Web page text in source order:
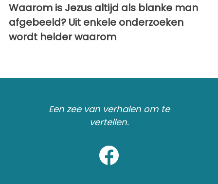
Waarom is Jezus altijd als blanke man
afgebeeld? Uit enkele onderzoeken
wordt helder waarom
Een zee van verhalen om te
vertellen.